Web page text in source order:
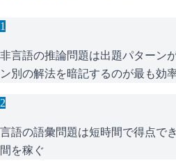
1
非言語の推論問題は出題パターン
ン別の解法を暗記するのが最も効
2
言語の語彙問題は短時間で得点で
間を稼ぐ